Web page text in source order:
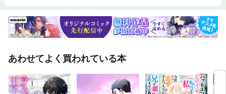
あわせてよく買われている本